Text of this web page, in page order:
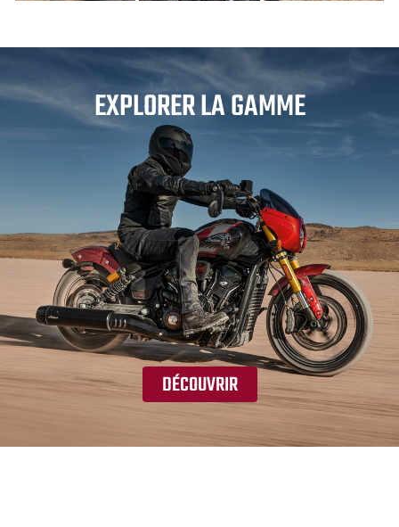
EXPLORER LA GAMME
DÉCOUVRIR